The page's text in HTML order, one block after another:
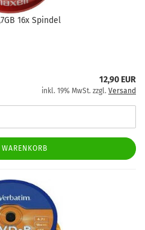
16x Spindel
12,90 EUR
inkl. 19% MwSt. zzgl. Versand
WARENKORB